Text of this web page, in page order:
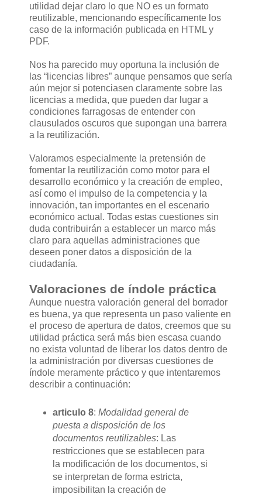
utilidad dejar claro lo que NO es un formato
reutilizable, mencionando específicamente los
caso de la información publicada en HTML y
PDF.
Nos ha parecido muy oportuna la inclusión de
las “licencias libres” aunque pensamos que sería
aún mejor si potenciasen claramente sobre las
licencias a medida, que pueden dar lugar a
condiciones farragosas de entender con
clausulados oscuros que supongan una barrera
a la reutilización.
Valoramos especialmente la pretensión de
fomentar la reutilización como motor para el
desarrollo económico y la creación de empleo,
así como el impulso de la competencia y la
innovación, tan importantes en el escenario
económico actual. Todas estas cuestiones sin
duda contribuirán a establecer un marco más
claro para aquellas administraciones que
deseen poner datos a disposición de la
ciudadanía.
Valoraciones de índole práctica
Aunque nuestra valoración general del borrador
es buena, ya que representa un paso valiente en
el proceso de apertura de datos, creemos que su
utilidad práctica será más bien escasa cuando
no exista voluntad de liberar los datos dentro de
la administración por diversas cuestiones de
índole meramente práctico y que intentaremos
describir a continuación:
articulo 8: Modalidad general de
puesta a disposición de los
documentos reutilizables: Las
restricciones que se establecen para
la modificación de los documentos, si
se interpretan de forma estricta,
imposibilitan la creación de